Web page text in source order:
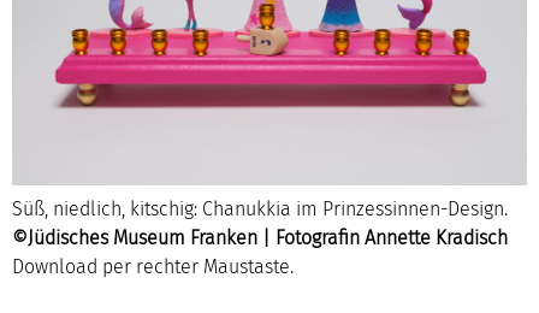
Süß, niedlich, kitschig: Chanukkia im Prinzessinnen-Design.
©Jüdisches Museum Franken | Fotografin Annette Kradisch
Download per rechter Maustaste.